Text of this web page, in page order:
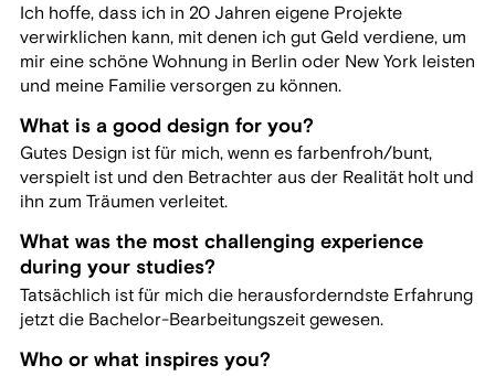
Ich hoffe, dass ich in 20 Jahren eigene Projekte
verwirklichen kann, mit denen ich gut Geld verdiene, um
mir eine schöne Wohnung in Berlin oder New York leisten
und meine Familie versorgen zu können.
What is a good design for you?
Gutes Design ist für mich, wenn es farbenfroh/bunt,
verspielt ist und den Betrachter aus der Realität holt und
ihn zum Träumen verleitet.
What was the most challenging experience
during your studies?
Tatsächlich ist für mich die herausforderndste Erfahrung
jetzt die Bachelor-Bearbeitungszeit gewesen.
Who or what inspires you?